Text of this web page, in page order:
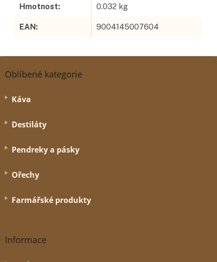
Hmotnost: 0.032 kg
EAN: 9004145007604
Z
Oblíbené kategorie
Káva
Destiláty
Pendreky a pásky
Ořechy
Farmářské produkty
Informace